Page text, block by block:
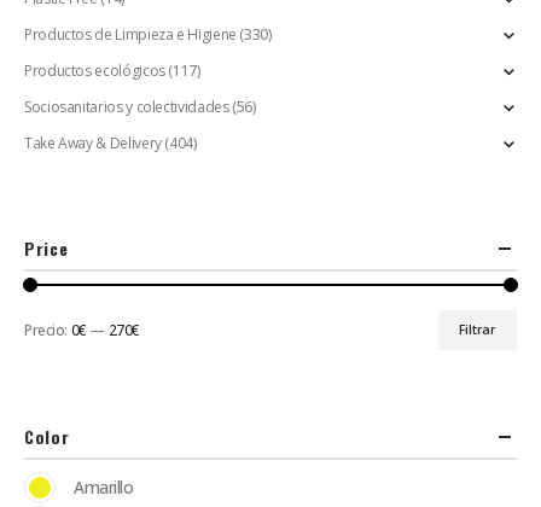
Productos de Limpieza e Higiene (330)
Productos ecológicos(117)
Sociosanitarios y colectividades (56)
Take Away & Delivery(404)
Price
Filtrar
Precio: 0€ — 270€
Color
Amarillo